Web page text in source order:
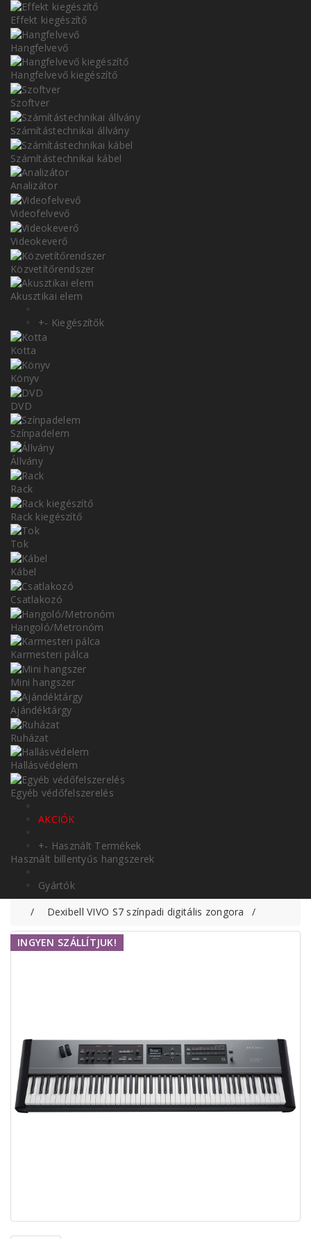
Effekt kiegészítő
Hangfelvevő
Hangfelvevő kiegészítő
Szoftver
Számítástechnikai állvány
Számítástechnikai kábel
Analizátor
Videofelvevő
Videokeverő
Közvetítőrendszer
Akusztikai elem
+- Kiegészítők
Kotta
Könyv
DVD
Színpadelem
Állvány
Rack
Rack kiegészítő
Tok
Kábel
Csatlakozó
Hangoló/Metronóm
Karmesteri pálca
Mini hangszer
Ajándéktárgy
Ruházat
Hallásvédelem
Egyéb védőfelszerelés
AKCIÓK
+- Használt Termékek
Használt billentyűs hangszerek
Gyártók
Dexibell VIVO S7 színpadi digitális zongora
INGYEN SZÁLLÍTJUK!